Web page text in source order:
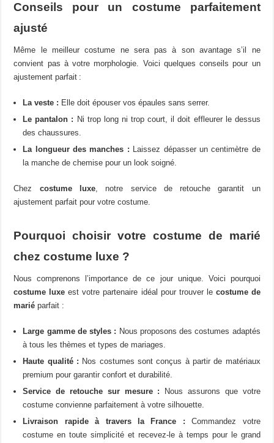
Conseils pour un costume parfaitement
ajusté
Même le meilleur costume ne sera pas à son avantage s’il ne
convient pas à votre morphologie. Voici quelques conseils pour un
ajustement parfait :
La veste : Elle doit épouser vos épaules sans serrer.
Le pantalon : Ni trop long ni trop court, il doit effleurer le dessus
des chaussures.
La longueur des manches : Laissez dépasser un centimètre de
la manche de chemise pour un look soigné.
Chez costume luxe, notre service de retouche garantit un
ajustement parfait pour votre costume.
Pourquoi choisir votre costume de marié
chez costume luxe ?
Nous comprenons l’importance de ce jour unique. Voici pourquoi
costume luxe est votre partenaire idéal pour trouver le costume de
marié parfait :
Large gamme de styles : Nous proposons des costumes adaptés
à tous les thèmes et types de mariages.
Haute qualité : Nos costumes sont conçus à partir de matériaux
premium pour garantir confort et durabilité.
Service de retouche sur mesure : Nous assurons que votre
costume convienne parfaitement à votre silhouette.
Livraison rapide à travers la France : Commandez votre
costume en toute simplicité et recevez-le à temps pour le grand